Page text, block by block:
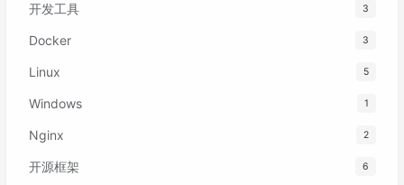
开发工具 3
Docker 3
Linux 5
Windows 1
Nginx 2
开源框架 6